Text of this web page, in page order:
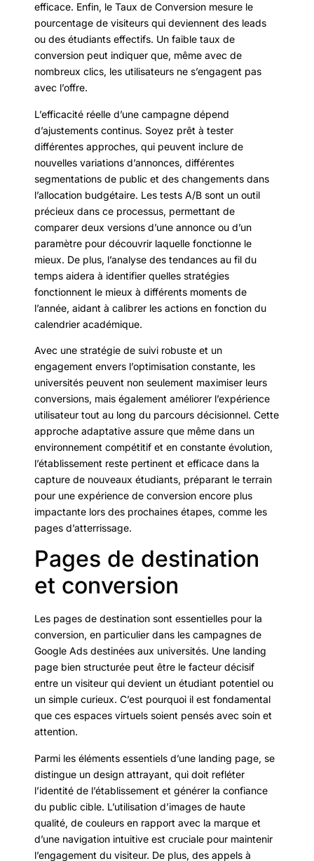
efficace. Enfin, le Taux de Conversion mesure le
pourcentage de visiteurs qui deviennent des leads
ou des étudiants effectifs. Un faible taux de
conversion peut indiquer que, même avec de
nombreux clics, les utilisateurs ne s’engagent pas
avec l’offre.
L’efficacité réelle d’une campagne dépend
d’ajustements continus. Soyez prêt à tester
différentes approches, qui peuvent inclure de
nouvelles variations d’annonces, différentes
segmentations de public et des changements dans
l’allocation budgétaire. Les tests A/B sont un outil
précieux dans ce processus, permettant de
comparer deux versions d’une annonce ou d’un
paramètre pour découvrir laquelle fonctionne le
mieux. De plus, l’analyse des tendances au fil du
temps aidera à identifier quelles stratégies
fonctionnent le mieux à différents moments de
l’année, aidant à calibrer les actions en fonction du
calendrier académique.
Avec une stratégie de suivi robuste et un
engagement envers l’optimisation constante, les
universités peuvent non seulement maximiser leurs
conversions, mais également améliorer l’expérience
utilisateur tout au long du parcours décisionnel. Cette
approche adaptative assure que même dans un
environnement compétitif et en constante évolution,
l’établissement reste pertinent et efficace dans la
capture de nouveaux étudiants, préparant le terrain
pour une expérience de conversion encore plus
impactante lors des prochaines étapes, comme les
pages d’atterrissage.
Pages de destination
et conversion
Les pages de destination sont essentielles pour la
conversion, en particulier dans les campagnes de
Google Ads destinées aux universités. Une landing
page bien structurée peut être le facteur décisif
entre un visiteur qui devient un étudiant potentiel ou
un simple curieux. C’est pourquoi il est fondamental
que ces espaces virtuels soient pensés avec soin et
attention.
Parmi les éléments essentiels d’une landing page, se
distingue un design attrayant, qui doit refléter
l’identité de l’établissement et générer la confiance
du public cible. L’utilisation d’images de haute
qualité, de couleurs en rapport avec la marque et
d’une navigation intuitive est cruciale pour maintenir
l’engagement du visiteur. De plus, des appels à